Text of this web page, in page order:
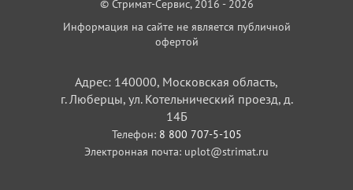
© Стримат-Сервис, 2016 - 2026
Информация на сайте не является публичной
офертой
Адрес: 140000, Московская область,
г. Люберцы, ул. Котельнический проезд, д.
14Б
Телефон: 8 800 707-5-105
Электронная почта: uplot@strimat.ru